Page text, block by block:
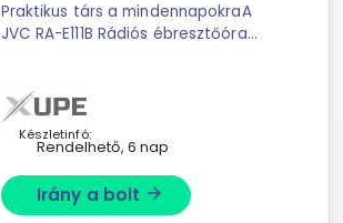
Praktikus társ a mindennapokraA
JVC RA-E111B Rádiós ébresztőóra
beállított rádió csatornával. A ...
Készletinfó:
Rendelhető, 6 nap
Irány a bolt arrow_forward